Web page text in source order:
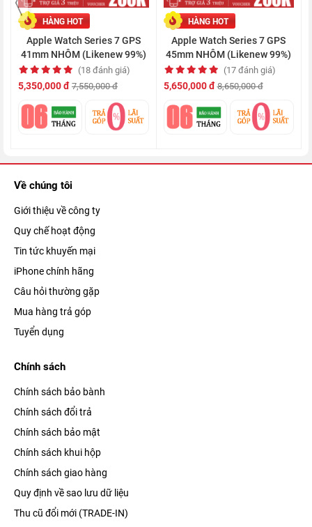
Nghe gọi trực tiếp ngay trên đồng hồ
Nhờ được hỗ trợ eSim, bạn đã có thể nghe / gọi trực tiếp ngay
trên đồng hồ mà không cần đến
có thể nhận những thông báo tin nhắn, các cuộc gọi,
Messenger, Zalo,... khi được kết nối bluetooth với
Rèn luyện sức khỏe mọi lúc mọi nơi
Nhờ được tích hợp nhiều chế độ luyện tập khác nhau từ đạp
HÀNG HOT
Apple Watch Series 7 GPS
41mm NHÔM (Likenew 99%)
(18 đánh giá)
5,350,000 đ 7,550,000 đ
HÀNG HOT
Apple Watch Series 7 GPS
45mm NHÔM (Likenew 99%)
(17 đánh giá)
5,650,000 đ 8,650,000 đ
Về chúng tôi
Giới thiệu về công ty
Quy chế hoạt động
Tin tức khuyến mại
iPhone chính hãng
Câu hỏi thường gặp
Mua hàng trả góp
Tuyển dụng
Chính sách
Chính sách bảo bành
Chính sách đổi trả
Chính sách bảo mật
Chính sách khui hộp
Chính sách giao hàng
Quy định về sao lưu dữ liệu
Thu cũ đổi mới (TRADE-IN)